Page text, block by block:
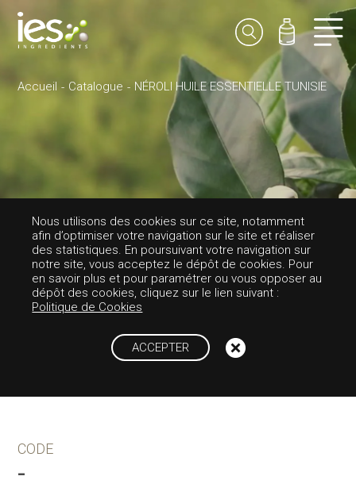
Accueil Catalogue NÉROLI HUILE ESSENTIELLE TUNISIE
PARFUMS-FLORALE
NÉROLI HUILE ES
SENTIELLE TUNIS
Nous utilisons des cookies sur ce site, notamment
afin d’optimiser votre navigation sur le site et réaliser
des statistiques. En poursuivant votre navigation sur
notre site, vous acceptez le dépôt de cookies. Pour
en savoir plus et pour paramétrer ou vous opposer au
dépôt des cookies, cliquez sur le lien suivant :
Politique de Cookies
ACCEPTER
CODE
-